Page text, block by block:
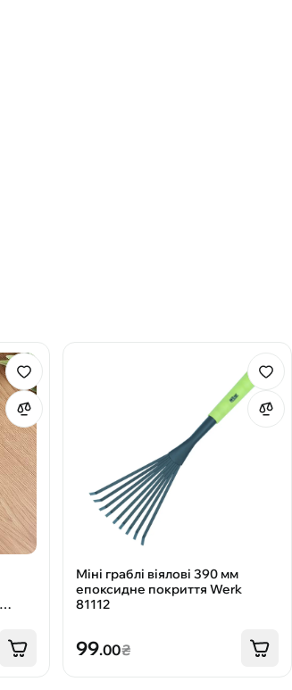
Міні граблі віялові 390 мм
епоксидне покриття Werk
81112
99.00₴